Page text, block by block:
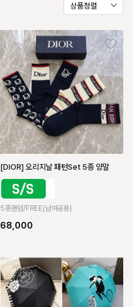
상품정렬
[DIOR] 오리지날 패턴Set 5종 양말
5종랜덤/FREE(남여공용)
68,000